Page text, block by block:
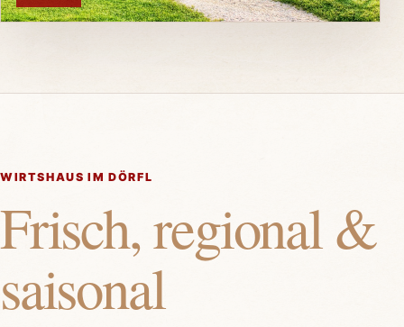
WIRTSHAUS IM DÖRFL
Frisch, regional &
saisonal